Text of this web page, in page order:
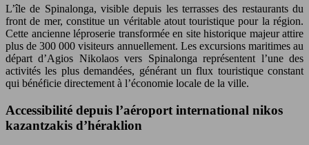
L’île de Spinalonga, visible depuis les terrasses des restaurants du
front de mer, constitue un véritable atout touristique pour la région.
Cette ancienne léproserie transformée en site historique majeur attire
plus de 300 000 visiteurs annuellement. Les excursions maritimes au
départ d’Agios Nikolaos vers Spinalonga représentent l’une des
activités les plus demandées, générant un flux touristique constant
qui bénéficie directement à l’économie locale de la ville.
Accessibilité depuis l’aéroport international nikos
kazantzakis d’héraklion